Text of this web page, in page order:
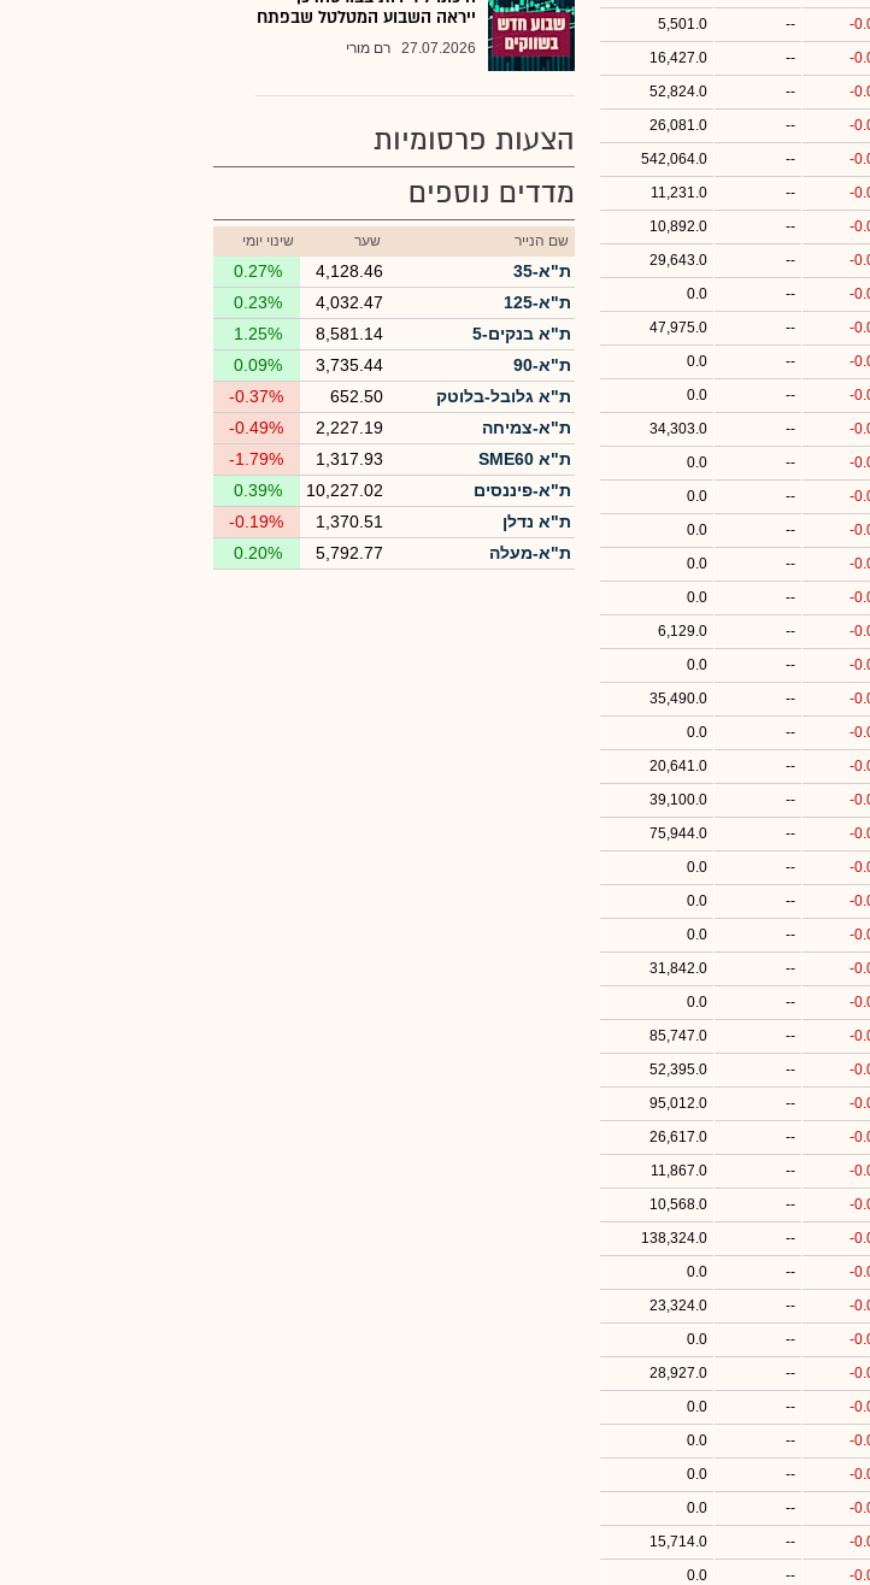
-
--
5,501.0
-
--
16,427.0
-
--
52,824.0
-
--
26,081.0
-
--
542,064.0
-
--
11,231.0
-
--
10,892.0
-
--
29,643.0
-
--
0.0
-
--
47,975.0
-
--
0.0
-
--
0.0
-
--
34,303.0
-
--
0.0
-
--
0.0
-
--
0.0
-
--
0.0
-
--
0.0
-
--
6,129.0
-
--
0.0
-
--
35,490.0
-
--
0.0
-
--
20,641.0
-
--
39,100.0
-
--
75,944.0
-
--
0.0
-
--
0.0
-
--
0.0
-
--
31,842.0
-
--
0.0
-
--
85,747.0
-
--
52,395.0
-
--
95,012.0
-
--
26,617.0
-
--
11,867.0
-
--
10,568.0
-
--
138,324.0
-
--
0.0
-
--
23,324.0
-
--
0.0
-
--
28,927.0
-
--
0.0
-
--
0.0
-
--
0.0
-
--
0.0
-
--
15,714.0
-
--
0.0
ייראה השבוע המטלטל שבפתח
27.07.2026 רם מורי
הצעות פרסומיות
מדדים נוספים
שם הנייר שער שינוי יומי
ת"א-35 4,128.46
0.27%
ת"א-125
4,032.47
0.23%
ת"א בנקים-5
8,581.14
1.25%
ת"א-90
3,735.44
0.09%
ת"א גלובל-בלוטק
652.50
-0.37%
ת"א-צמיחה
2,227.19
-0.49%
ת"א SME60
1,317.93
-1.79%
ת"א-פיננסים
10,227.02
0.39%
ת"א נדלן
1,370.51
-0.19%
ת"א-מעלה
5,792.77
0.20%